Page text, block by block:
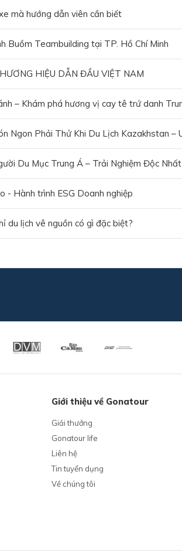
mà hướng dẫn viên cần biết
Buồm Teambuilding tại TP. Hồ Chí Minh
HIỆU DẪN ĐẦU VIỆT NAM
– Khám phá hương vị cay tê trứ danh
Ngon Phải Thử Khi Du Lịch Kazakhstan –
Du Mục Trung Á – Trải Nghiệm Độc
- Hành trình ESG Doanh nghiệp
du lịch vê nguồn có gì đặc biệt?
Giới thiệu về Gonatour
Giải thưởng
Gonatour life
Liên hệ
Tin tuyển dụng
Về chúng tôi